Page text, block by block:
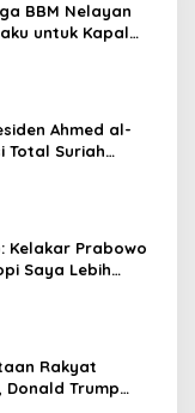
BBM Nelayan
untuk Kapal
Ahmed al-
Total Suriah
Kelakar Prabowo
Saya Lebih
Rakyat
Donald Trump